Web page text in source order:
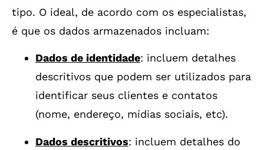
tipo. O ideal, de acordo com os especialistas,
é que os dados armazenados incluam:
Dados de identidade: incluem detalhes
descritivos que podem ser utilizados para
identificar seus clientes e contatos
(nome, endereço, mídias sociais, etc).
Dados descritivos: incluem detalhes do